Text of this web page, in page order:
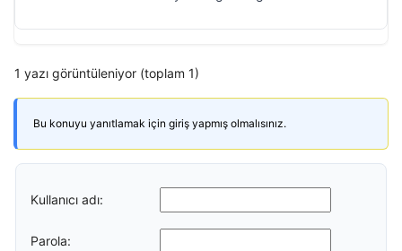
1 yazı görüntüleniyor (toplam 1)
Bu konuyu yanıtlamak için giriş yapmış olmalısınız.
Kullanıcı adı:
Parola: